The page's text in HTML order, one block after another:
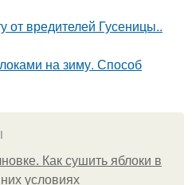
от вредителей Гусеницы..
на зиму. Способ
Как сушить яблоки в
условиях